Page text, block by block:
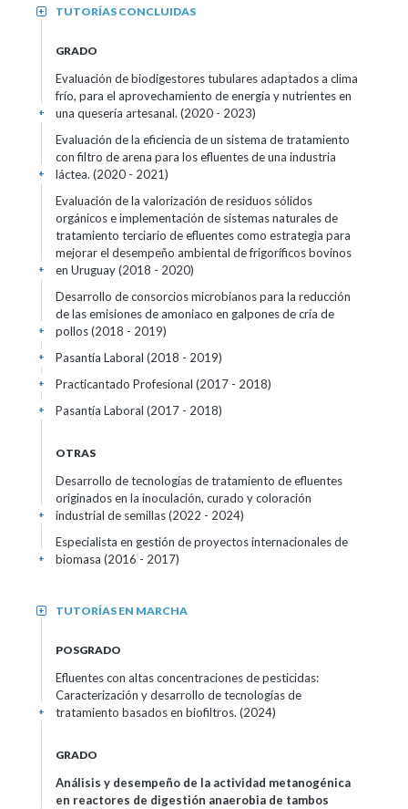
TUTORÍAS CONCLUIDAS
+
GRADO
Evaluación de biodigestores tubulares adaptados a clima
frío, para el aprovechamiento de energía y nutrientes en
una quesería artesanal. (2020 - 2023)
+
Evaluación de la eficiencia de un sistema de tratamiento
con filtro de arena para los efluentes de una industria
láctea. (2020 - 2021)
+
Evaluación de la valorización de residuos sólidos
orgánicos e implementación de sistemas naturales de
tratamiento terciario de efluentes como estrategia para
mejorar el desempeño ambiental de frigoríficos bovinos
en Uruguay(2018 - 2020)
+
Desarrollo de consorcios microbianos para la reducción
de las emisiones de amoniaco en galpones de cría de
pollos(2018 - 2019)
+
Pasantía Laboral (2018 - 2019)
+
Practicantado Profesional (2017 - 2018)
+
Pasantía Laboral (2017 - 2018)
+
OTRAS
Desarrollo de tecnologías de tratamiento de efluentes
originados en la inoculación, curado y coloración
industrial de semillas(2022 - 2024)
+
Especialista en gestión de proyectos internacionales de
biomasa (2016 - 2017)
+
TUTORÍAS EN MARCHA
+
POSGRADO
Efluentes con altas concentraciones de pesticidas:
Caracterización y desarrollo de tecnologías de
tratamiento basados en biofiltros. (2024)
+
GRADO
Análisis y desempeño de la actividad metanogénica
en reactores de digestión anaerobia de tambos